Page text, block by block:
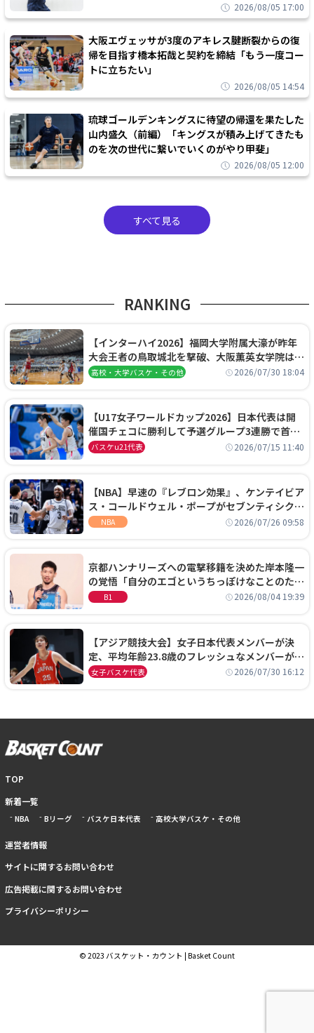
2026/08/05 17:00
大阪エヴェッサが3度のアキレス腱断裂からの復
帰を目指す橋本拓哉と契約を締結「もう一度コー
トに立ちたい」
2026/08/05 14:54
琉球ゴールデンキングスに待望の帰還を果たした
山内盛久（前編）「キングスが積み上げてきたも
のを次の世代に繋いでいくのがやり甲斐」
2026/08/05 12:00
すべて見る
RANKING
【インターハイ2026】福岡大学附属大濠が昨年
大会王者の鳥取城北を撃破、大阪薫英女学院は岐
阜女子に完勝、大会3日目試合結果
高校・大学バスケ・その他 2026/07/30 18:04
【U17女子ワールドカップ2026】日本代表は開
催国チェコに勝利して予選グループ3連勝で首位
通過！準々決勝の相手はエジプトに決定
バスケu21代表 2026/07/15 11:40
【NBA】早速の『レブロン効果』、ケンテイビア
ス・コールドウェル・ポープがセブンティシクサ
ーズに1年契約で加入
NBA 2026/07/26 09:58
京都ハンナリーズへの電撃移籍を決めた岸本隆一
の覚悟「自分のエゴというちっぽけなことのため
に、京都に来たわけではない」
B1 2026/08/04 19:39
【アジア競技大会】女子日本代表メンバーが決
定、平均年齢23.8歳のフレッシュなメンバーが日
本開催の大舞台で頂点を狙う
女子バスケ代表 2026/07/30 16:12
TOP
新着一覧
NBA Bリーグ バスケ日本代表 高校大学バスケ・その他
運営者情報
サイトに関するお問い合わせ
広告掲載に関するお問い合わせ
プライバシーポリシー
© 2023 バスケット・カウント | Basket Count